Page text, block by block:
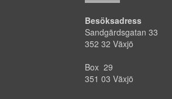
Besöksadress
Sandgärdsgatan 33
352 32 Växjö
Box 29
351 03 Växjö